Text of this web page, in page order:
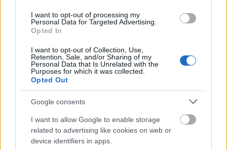
I want to opt-out of processing my
Personal Data for Targeted Advertising.
Opted In
I want to opt-out of Collection, Use,
Retention, Sale, and/or Sharing of my
Personal Data that Is Unrelated with the
Purposes for which it was collected.
Opted Out
Google consents
I want to allow Google to enable storage
related to advertising like cookies on web or
device identifiers in apps.
síremléke mellett.
matematikát, csillagászatot tanult, s ő alkotta
meg a távcsövet, amellyel az égboltot
fürkészte, s állította, hogy a Föld kering a
Nap körül, ezért a katolikus egyház
kiátkozta. Az inkvizíciót csak úgy kerülte el,
hogy természettudományi állítását
visszavonta.
Forrás:MTI